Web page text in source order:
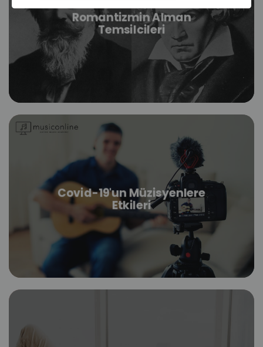
Romantizmin Alman
Temsilcileri
Covid-19'un Müzisyenlere
Etkileri